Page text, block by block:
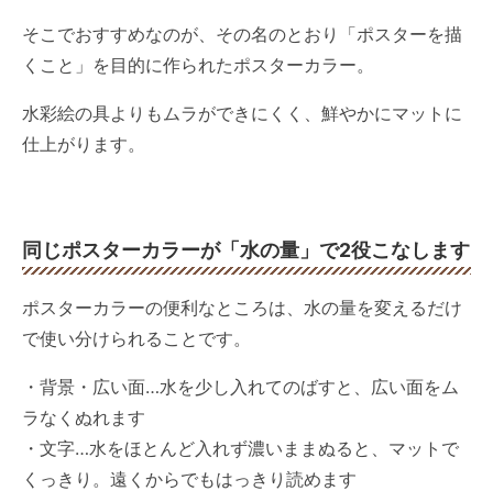
そこでおすすめなのが、その名のとおり「ポスターを描
くこと」を目的に作られたポスターカラー。
水彩絵の具よりもムラができにくく、鮮やかにマットに
仕上がります。
同じポスターカラーが「水の量」で2役こなします
ポスターカラーの便利なところは、水の量を変えるだけ
で使い分けられることです。
・背景・広い面…水を少し入れてのばすと、広い面をム
ラなくぬれます
・文字…水をほとんど入れず濃いままぬると、マットで
くっきり。遠くからでもはっきり読めます